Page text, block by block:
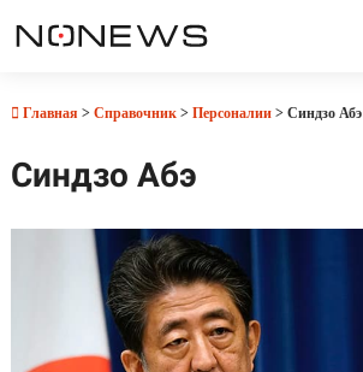
Главная > Справочник> Персоналии> Синдзо Абэ
Синдзо Абэ